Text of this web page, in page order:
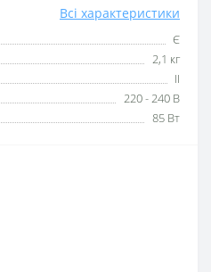
Всі характеристики
Є
2,1 кг
II
220 - 240 В
85 Вт